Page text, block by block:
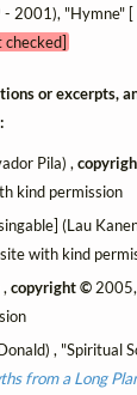
2001), "Hymne" [
or excerpts,
Pila) ,
kind permission
(Lau
with kind
,copyright ©
, "Spiritual
from a Long